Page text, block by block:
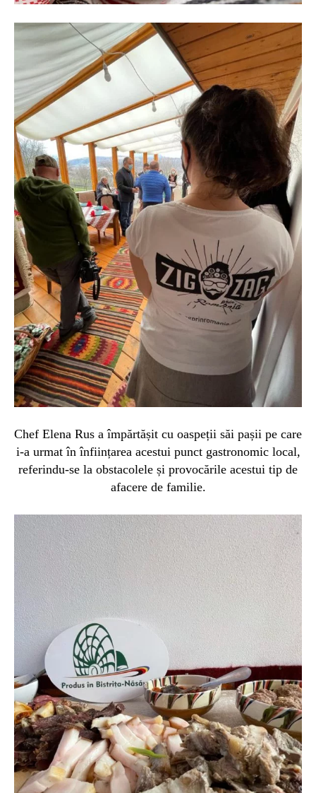
Chef Elena Rus a împărtășit cu oaspeții săi pașii pe care
i-a urmat în înființarea acestui punct gastronomic local,
referindu-se la obstacolele și provocările acestui tip de
afacere de familie.